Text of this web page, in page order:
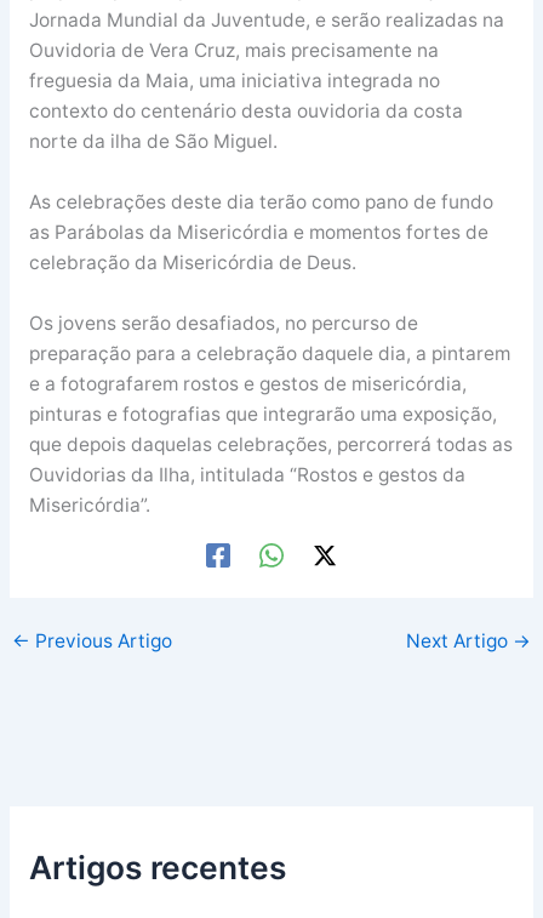
Jornada Mundial da Juventude, e serão realizadas na
Ouvidoria de Vera Cruz, mais precisamente na
freguesia da Maia, uma iniciativa integrada no
contexto do centenário desta ouvidoria da costa
norte da ilha de São Miguel.
As celebrações deste dia terão como pano de fundo
as Parábolas da Misericórdia e momentos fortes de
celebração da Misericórdia de Deus.
Os jovens serão desafiados, no percurso de
preparação para a celebração daquele dia, a pintarem
e a fotografarem rostos e gestos de misericórdia,
pinturas e fotografias que integrarão uma exposição,
que depois daquelas celebrações, percorrerá todas as
Ouvidorias da Ilha, intitulada “Rostos e gestos da
Misericórdia”.
← Previous Artigo Next Artigo →
Artigos recentes